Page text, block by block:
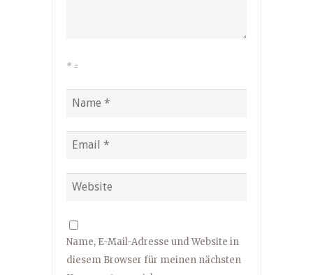
* =
Name, E-Mail-Adresse und Website in
diesem Browser für meinen nächsten